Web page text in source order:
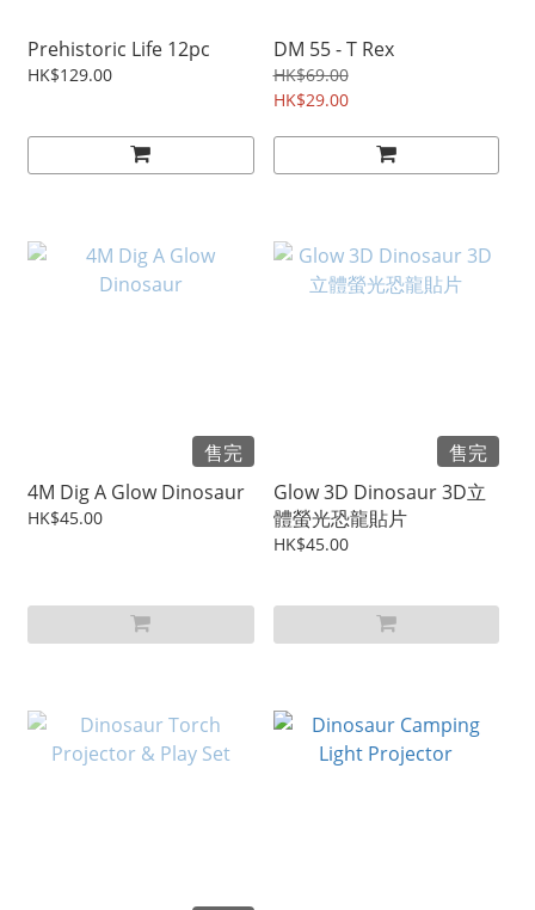
Prehistoric Life 12pc
HK$129.00
DM 55 - T Rex
HK$69.00
HK$29.00
售完
4M Dig A Glow Dinosaur
HK$45.00
售完
Glow 3D Dinosaur 3D立
體螢光恐龍貼片
HK$45.00